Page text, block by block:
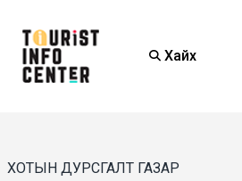
Хайх
ХОТЫН ДУРСГАЛТ ГАЗАР